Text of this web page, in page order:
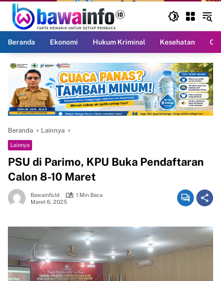
Beranda Ekonomi Hukum Kriminal Kesehatan
Beranda Lainnya
Lainnya
PSU di Parimo, KPU Buka Pendaftaran
Calon 8-10 Maret
Bawainfo.id
1 Min Baca
Maret 6, 2025